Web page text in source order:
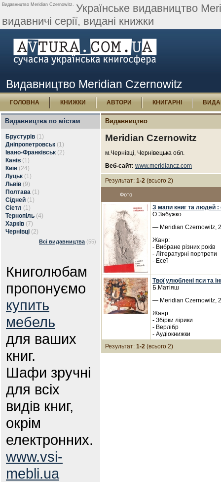
Видавництво Meridian Czernowitz. Українське видавництво
видавничі серії, видані книжки
Видавництво Meridian Czernowitz
ГОЛОВНА КНИЖКИ АВТОРИ КНИГАРНІ
Видавництва по містам
Брустурів (1)
Дніпропетровськ (1)
Івано-Франківськ (2)
Канів (1)
Київ (24)
Луцьк (1)
Львів (9)
Полтава (1)
Сідней (1)
Сіетл (1)
Тернопіль (4)
Харків (7)
Чернівці (2)
Всі видавництва (55)
Книголюбам
пропонуємо
купить
мебель
для ваших
книг.
Шафи зручні
для всіх
видів книг,
окрім
електронних.
www.vsi-
mebli.ua
Видавництво
Meridian Czernowitz
м.Чернівці, Чернівецька обл.
Веб-сайт: www.meridiancz.com
Результат: 1-2 (всього 2)
Фото
З мапи книг та людей :
О.Забужко
— Meridian Czernowitz,
Жанр:
- Вибране різних років
- Літературні портрети
- Есеї
Твої улюблені пси та
Б.Матіяш
— Meridian Czernowitz,
Жанр:
- Збірки лірики
- Верлібр
- Аудіокнижки
Результат: 1-2 (всього 2)